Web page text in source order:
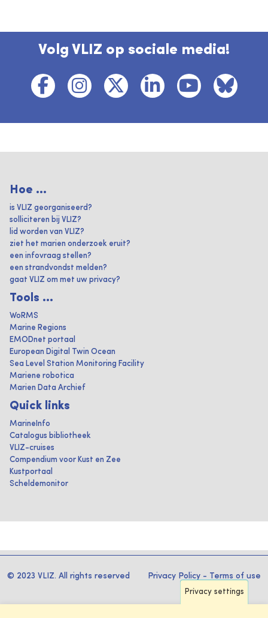
Volg VLIZ op sociale media!
Hoe ...
is VLIZ georganiseerd?
solliciteren bij VLIZ?
lid worden van VLIZ?
ziet het marien onderzoek eruit?
een infovraag stellen?
een strandvondst melden?
gaat VLIZ om met uw privacy?
Tools ...
WoRMS
Marine Regions
EMODnet portaal
European Digital Twin Ocean
Sea Level Station Monitoring Facility
Mariene robotica
Marien Data Archief
Quick links
MarineInfo
Catalogus bibliotheek
VLIZ-cruises
Compendium voor Kust en Zee
Kustportaal
Scheldemonitor
© 2023 VLIZ. All rights reserved Privacy Policy - Terms of use
Privacy settings